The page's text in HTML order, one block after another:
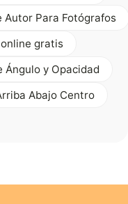
Autor Para Fotógrafos
gratis
Ángulo y Opacidad
Abajo Centro